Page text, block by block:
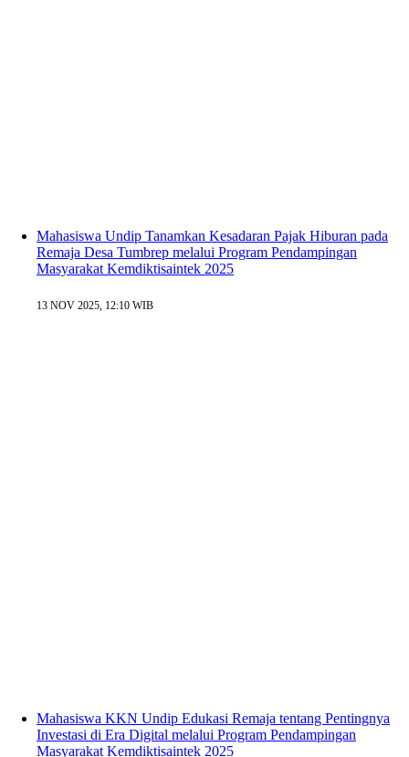
Mahasiswa Undip Tanamkan Kesadaran Pajak Hiburan pada
Remaja Desa Tumbrep melalui Program Pendampingan
Masyarakat Kemdiktisaintek 2025
13 NOV 2025, 12:10 WIB
Mahasiswa KKN Undip Edukasi Remaja tentang Pentingnya
Investasi di Era Digital melalui Program Pendampingan
Masyarakat Kemdiktisaintek 2025